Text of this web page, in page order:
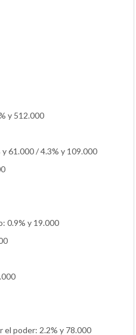
y 512.000
61.000 / 4.3% y 109.000
0.9% y 19.000
el poder: 2.2% y 78.000